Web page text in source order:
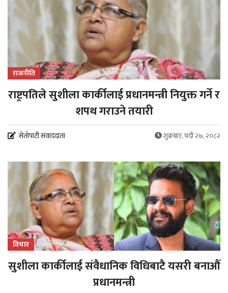
राजनीति
राष्ट्रपतिले सुशीला कार्कीलाई प्रधानमन्त्री नियुक्त गर्ने र
शपथ गराउने तयारी
सेतोपाटी संवाददाता शुक्रबार, भदौ २७, २०८२
विचार
सुशीला कार्कीलाई संवैधानिक विधिबाटै यसरी बनाऔं
प्रधानमन्त्री